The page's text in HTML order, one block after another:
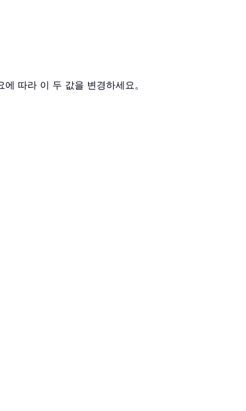
따라 이 두 값을 변경하세요。